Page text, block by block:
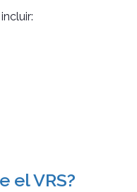
el VRS?